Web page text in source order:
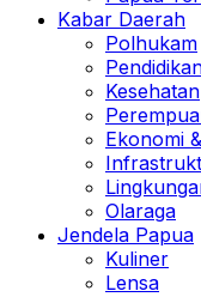
Kabar Daerah
Polhukam
Kesehatan
Ekonomi
Olaraga
Jendela Papua
Kuliner
Lensa